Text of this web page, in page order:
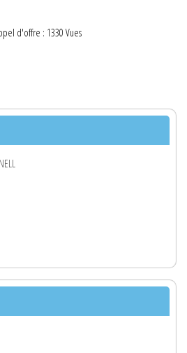
d'offre : 1330 Vues